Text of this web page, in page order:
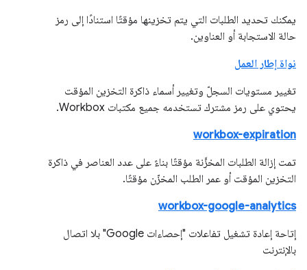
يمكنك تحديد الطلبات التي يتم تخزينها مؤقتًا استنادًا إلى رمز
حالة الاستجابة أو العناوين.
نواة إطار العمل
تغيير مستويات السجلّ وتغيير أسماء ذاكرة التخزين المؤقت
يحتوي على رمز مشترك تستخدمه جميع مكتبات Workbox.
workbox-expiration
تمت إزالة الطلبات المخزَّنة مؤقتًا بناءً على عدد العناصر في ذاكرة
التخزين المؤقت أو عمر الطلب المخزّن مؤقتًا.
workbox-google-analytics
إتاحة إعادة تشغيل تفاعلات "إحصاءات Google" بلا اتصال
بالإنترنت